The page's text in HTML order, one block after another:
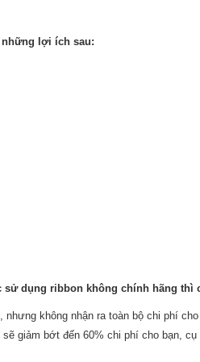
những lợi ích sau:
dụng ribbon không chính hãng thì
không nhận ra toàn bộ chi phí
giảm bớt đến 60% chi phí cho bạn,